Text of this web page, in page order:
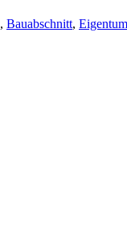
, Bauabschnitt,